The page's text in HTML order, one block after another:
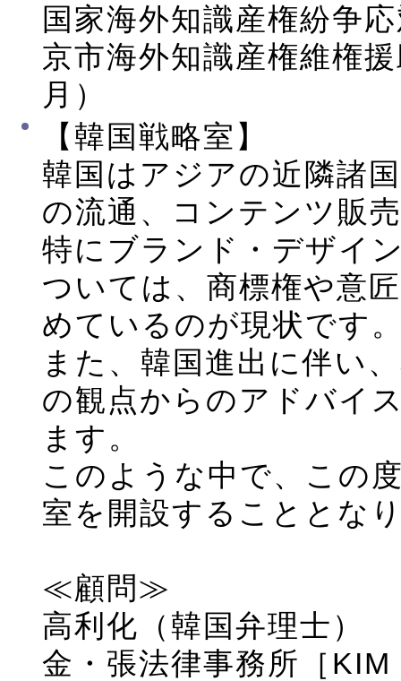
国家海外知識産権紛争
京市海外知識産権維権
月）
【韓国戦略室】
韓国はアジアの近隣諸
の流通、コンテンツ販
特にブランド・デザイ
ついては、商標権や意
めているのが現状です
また、韓国進出に伴い
の観点からのアドバイ
ます。
このような中で、この
室を開設することとな
≪顧問≫
高利化（韓国弁理士）
金・張法律事務所［